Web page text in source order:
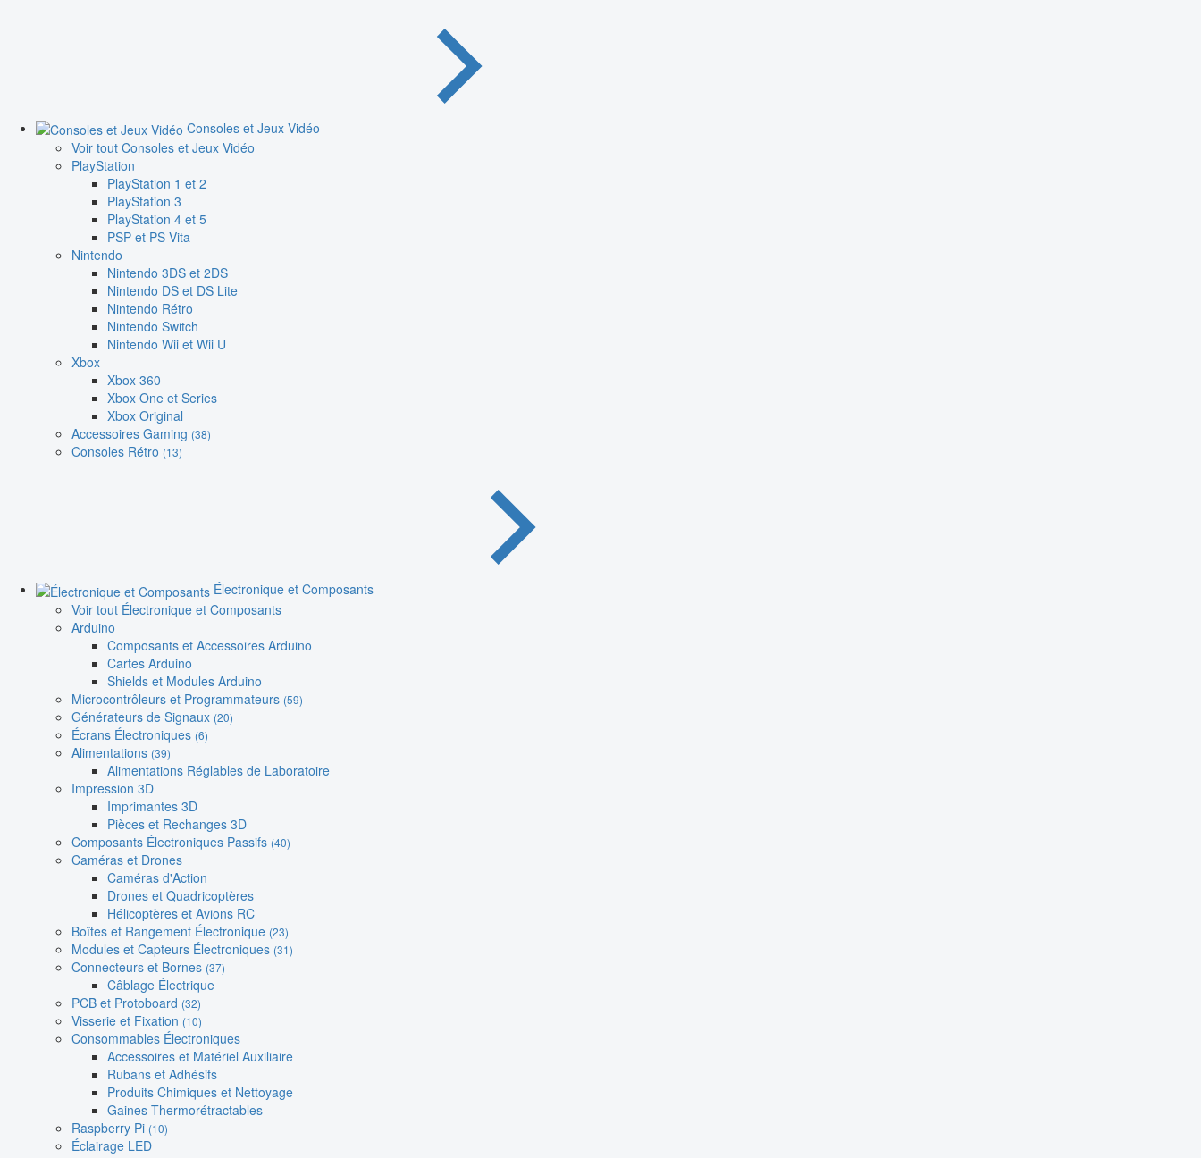
Consoles et Jeux Vidéo
Voir tout Consoles et Jeux Vidéo
PlayStation
PlayStation 1 et 2
PlayStation 3
PlayStation 4 et 5
PSP et PS Vita
Nintendo
Nintendo 3DS et 2DS
Nintendo DS et DS Lite
Nintendo Rétro
Nintendo Switch
Nintendo Wii et Wii U
Xbox
Xbox 360
Xbox One et Series
Xbox Original
Accessoires Gaming (38)
Consoles Rétro (13)
Électronique et Composants
Voir tout Électronique et Composants
Arduino
Composants et Accessoires Arduino
Cartes Arduino
Shields et Modules Arduino
Microcontrôleurs et Programmateurs (59)
Générateurs de Signaux (20)
Écrans Électroniques (6)
Alimentations (39)
Alimentations Réglables de Laboratoire
Impression 3D
Imprimantes 3D
Pièces et Rechanges 3D
Composants Électroniques Passifs (40)
Caméras et Drones
Caméras d'Action
Drones et Quadricoptères
Hélicoptères et Avions RC
Boîtes et Rangement Électronique (23)
Modules et Capteurs Électroniques (31)
Connecteurs et Bornes (37)
Câblage Électrique
PCB et Protoboard (32)
Visserie et Fixation (10)
Consommables Électroniques
Accessoires et Matériel Auxiliaire
Rubans et Adhésifs
Produits Chimiques et Nettoyage
Gaines Thermorétractables
Raspberry Pi (10)
Éclairage LED